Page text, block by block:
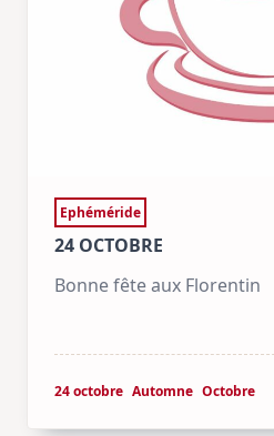
Ephéméride
24 OCTOBRE
Bonne fête aux Florentin
24 octobre Automne Octobre